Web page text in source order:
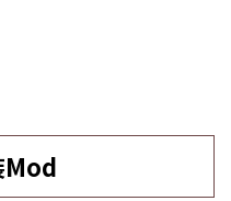
Mod